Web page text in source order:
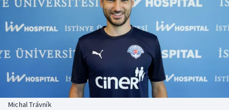
DALŠÍ SPORTY
Americký fotbal
Baseball a softbal
Basketbal
Biatlon
NEPŘEHLÉDNĚTE
Soutěže
Historické návraty
Aplikace ČT sport
Michal Trávník